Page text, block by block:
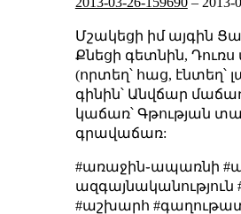
Մշակեցի իմ այգին
Քնեցի գետնին,
(որտեղ՝ հաց, էնտեղ՝
գինին՝Անվճար
կաճառ՝Գթության
գրավաճառ:
#առաջին֊ապառնի
#աշխարհ